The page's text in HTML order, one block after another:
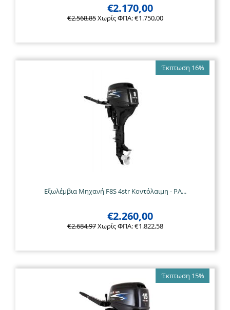
€2.568,85
€2.170,00
Χωρίς ΦΠΑ:€1.750,00
Έκπτωση 16%
Εξωλέμβια Μηχανή F8S 4str Κοντόλαιμη - PA...
€2.684,97
€2.260,00
Χωρίς ΦΠΑ:€1.822,58
Έκπτωση 15%